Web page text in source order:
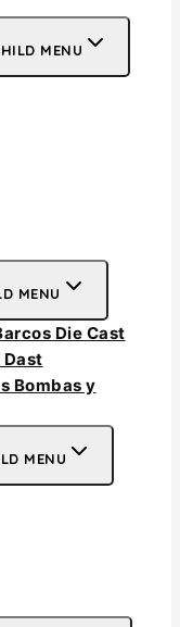
MENU
MENU
Die Cast
Dast
Bombas y
MENU